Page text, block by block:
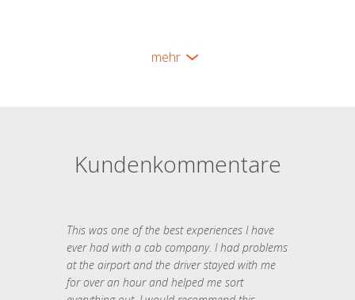
mehr
Kundenkommentare
This was one of the best experiences I have
ever had with a cab company. I had problems
at the airport and the driver stayed with me
for over an hour and helped me sort